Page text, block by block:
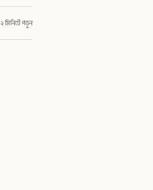
২ মিনিটে পড়ুন